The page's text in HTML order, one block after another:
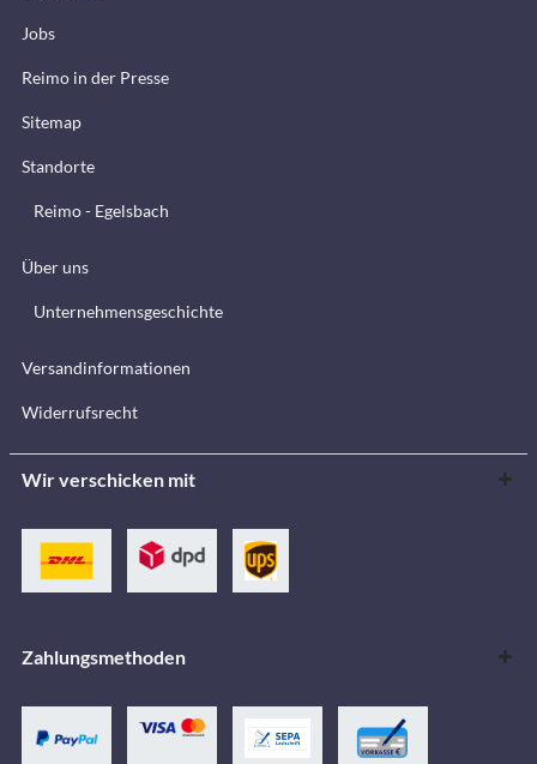
Jobs
Reimo in der Presse
Sitemap
Standorte
Reimo - Egelsbach
Über uns
Unternehmensgeschichte
Versandinformationen
Widerrufsrecht
Wir verschicken mit
Zahlungsmethoden